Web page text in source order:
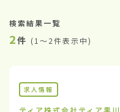
検索結果一覧
2件 (1〜2件表示中)
求人情報
ティア株式会社ティア黒